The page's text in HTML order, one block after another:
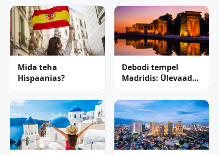
Mida teha
Hispaanias?
Debodi tempel
Madridis: Ülevaade
ja reisijuht